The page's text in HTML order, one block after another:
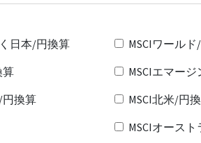
日本/円換算
MSCIワール
算
MSCIエマー
円換算
MSCI北米/円
MSCIオース